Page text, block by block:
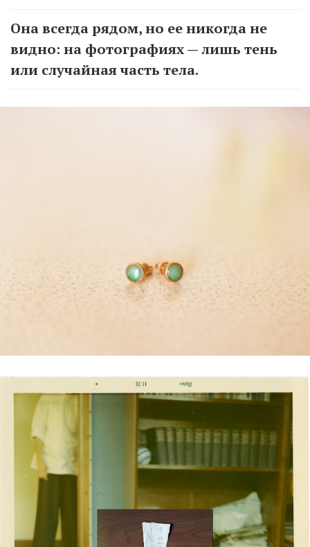
Она всегда рядом, но ее никогда не
видно: на фотографиях — лишь тень
или случайная часть тела.